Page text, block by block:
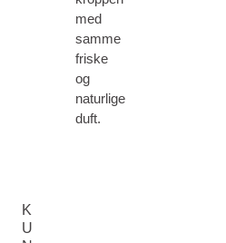
med
samme
friske
og
naturlige
duft.
K
U